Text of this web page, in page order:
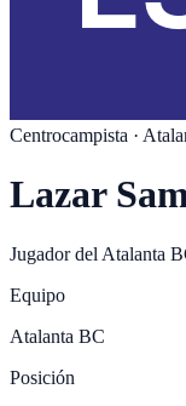
Centrocampista ·
Lazar
Jugador del Atalanta
Equipo
Atalanta BC
Posición